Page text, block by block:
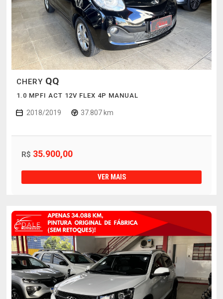
CHERY QQ
1.0 MPFI ACT 12V FLEX 4P MANUAL
2018/2019 37.807 km
R$ 35.900,00
VER MAIS